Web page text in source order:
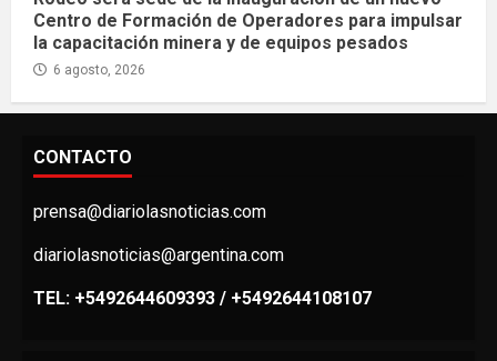
Centro de Formación de Operadores para impulsar
la capacitación minera y de equipos pesados
6 agosto, 2026
CONTACTO
prensa@diariolasnoticias.com
diariolasnoticias@argentina.com
TEL: +5492644609393 / +5492644108107